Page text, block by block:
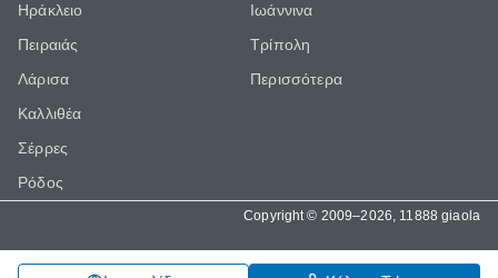
Ηράκλειο
Πειραιάς
Λάρισα
Καλλιθέα
Σέρρες
Ρόδος
Ιωάννινα
Τρίπολη
Περισσότερα
Copyright © 2009–2026, 11888 giaola